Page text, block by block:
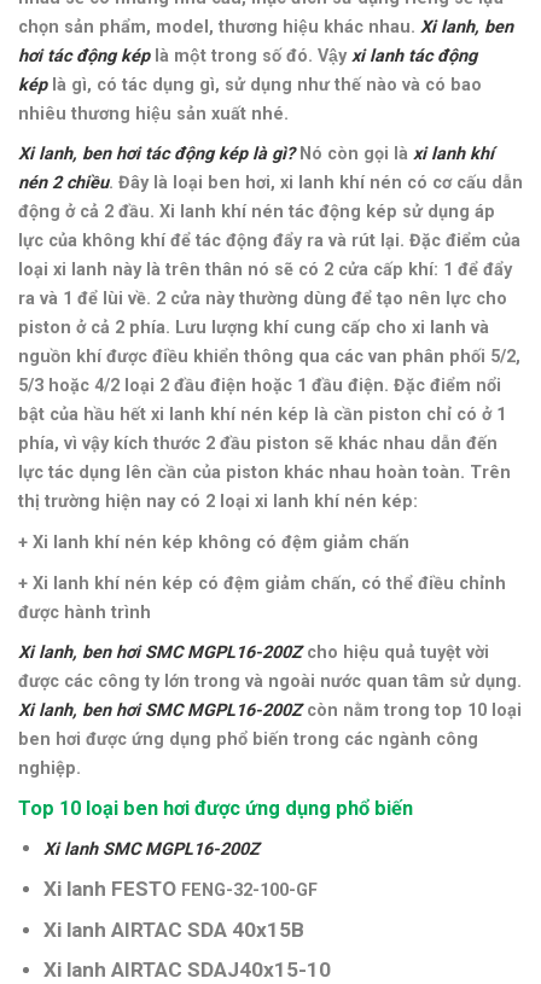
chọn sản phẩm, model, thương hiệu khác nhau. Xi lanh, ben
hơi tác động képlà một trong số đó. Vậyxi lanh tác động
képlà gì, có tác dụng gì, sử dụng như thế nào và có bao
nhiêu thương hiệu sản xuất nhé.
Xi lanh, ben hơi tác động kép là gì? Nó còn gọi là xi lanh khí
nén 2 chiều. Đây là loại ben hơi, xi lanh khí nén có cơ cấu dẫn
động ở cả 2 đầu. Xi lanh khí nén tác động kép sử dụng áp
lực của không khí để tác động đẩy ra và rút lại. Đặc điểm của
loại xi lanh này là trên thân nó sẽ có 2 cửa cấp khí: 1 để đẩy
ra và 1 để lùi về. 2 cửa này thường dùng để tạo nên lực cho
piston ở cả 2 phía. Lưu lượng khí cung cấp cho xi lanh và
nguồn khí được điều khiển thông qua các van phân phối 5/2,
5/3 hoặc 4/2 loại 2 đầu điện hoặc 1 đầu điện. Đặc điểm nổi
bật của hầu hết xi lanh khí nén kép là cần piston chỉ có ở 1
phía, vì vậy kích thước 2 đầu piston sẽ khác nhau dẫn đến
lực tác dụng lên cần của piston khác nhau hoàn toàn. Trên
thị trường hiện nay có 2 loại xi lanh khí nén kép:
+ Xi lanh khí nén kép không có đệm giảm chấn
+ Xi lanh khí nén kép có đệm giảm chấn, có thể điều chỉnh
được hành trình
Xi lanh, ben hơi SMCMGPL16-200Zcho hiệu quả tuyệt vời
được các công ty lớn trong và ngoài nước quan tâm sử dụng.
Xi lanh, ben hơi SMCMGPL16-200Zcòn nằm trong top 10 loại
ben hơi được ứng dụng phổ biến trong các ngành công
nghiệp.
Top 10 loại ben hơi được ứng dụng phổ biến
Xi lanh SMCMGPL16-200Z
Xi lanh FESTO FENG-32-100-GF
Xi lanh AIRTAC SDA 40x15B
Xi lanh AIRTAC SDAJ40x15-10